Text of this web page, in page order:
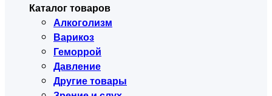
Каталог товаров
Алкоголизм
Варикоз
Геморрой
Давление
Другие товары